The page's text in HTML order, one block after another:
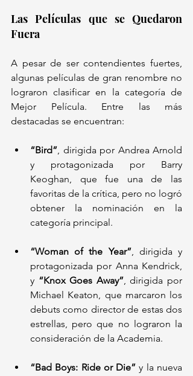
Las Películas que se Quedaron
Fuera
A pesar de ser contendientes fuertes,
algunas películas de gran renombre no
lograron clasificar en la categoría de
Mejor Película. Entre las más
destacadas se encuentran:
“Bird” , dirigida por Andrea Arnold
y protagonizada por Barry
Keoghan, que fue una de las
favoritas de la crítica, pero no logró
obtener la nominación en la
categoría principal.
“Woman of the Year”, dirigida y
protagonizada por Anna Kendrick,
y “Knox Goes Away”, dirigida por
Michael Keaton, que marcaron los
debuts como director de estas dos
estrellas, pero que no lograron la
consideración de la Academia.
“Bad Boys: Ride or Die” y la nueva